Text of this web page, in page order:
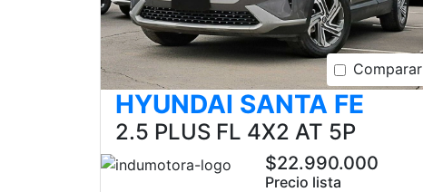
Comparar
HYUNDAI SANTA FE
2.5 PLUS FL 4X2 AT 5P
$22.990.000
Precio lista